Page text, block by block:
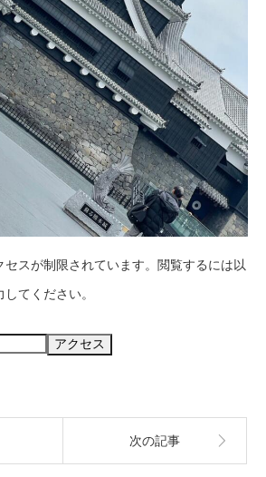
セスが制限されています。閲覧するには以
てください。
次の記事